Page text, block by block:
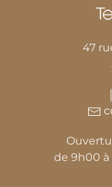
47
de 9h00 à